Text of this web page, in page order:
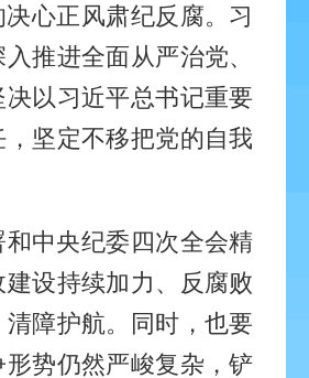
心正风肃纪反腐。习
推进全面从严治党、
以习近平总书记重要
坚定不移把党的自我
中央纪委四次全会精
设持续加力、反腐败
障护航。同时，也要
势仍然严峻复杂，铲